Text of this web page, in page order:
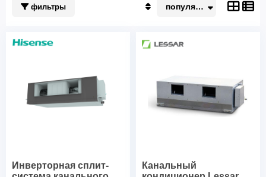
фильтры
Недорогие
популярные
Инверторная сплит-
Канальный